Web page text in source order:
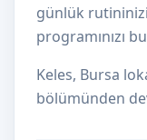
günlük
programınızı
Keles, Bursa
bölümünden